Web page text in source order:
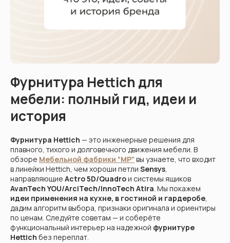
Фурнитура Hettich для
мебели: полный гид, идеи и
история
Фурнитура Hettich — это инженерные решения для
плавного, тихого и долговечного движения мебели. В
обзоре Мебельной фабрики “МР” вы узнаете, что входит
в линейки Hettich, чем хороши петли Sensys,
направляющие Actro 5D/Quadroи системы ящиков
AvanTech YOU/ArciTech/InnoTech Atira. Мы покажем
идеи применения на кухне, в гостиной и гардеробе,
дадим алгоритм выбора, признаки оригинала и ориентиры
по ценам. Следуйте советам — и соберёте
функциональный интерьер на надежной фурнитуре
Hettich без переплат.